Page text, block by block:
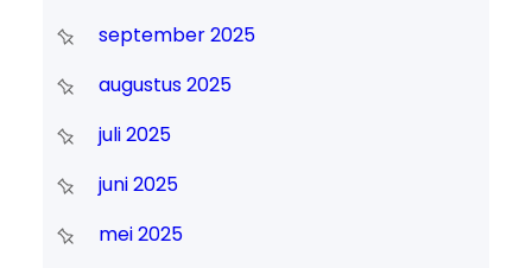
september 2025
augustus 2025
juli 2025
juni 2025
mei 2025